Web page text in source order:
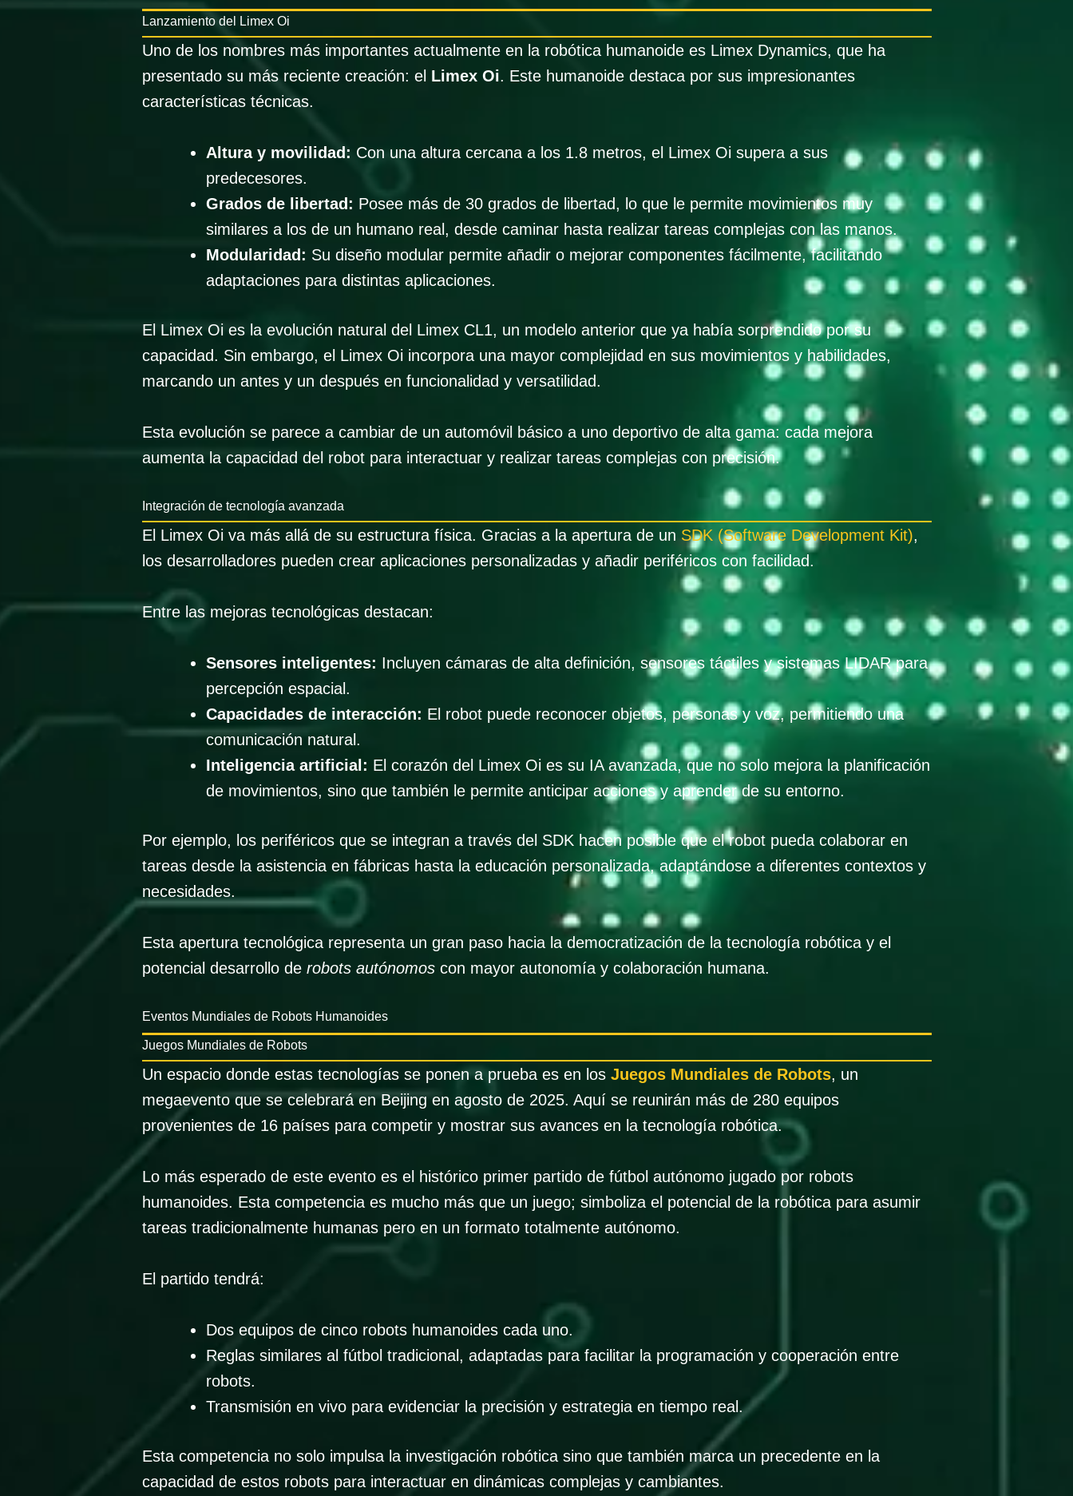
Lanzamiento del Limex Oi
Uno de los nombres más importantes actualmente en la robótica humanoide es Limex Dynamics, que ha
presentado su más reciente creación: el Limex Oi. Este humanoide destaca por sus impresionantes
características técnicas.
Altura y movilidad: Con una altura cercana a los 1.8 metros, el Limex Oi supera a sus
predecesores.
Grados de libertad: Posee más de 30 grados de libertad, lo que le permite movimientos muy
similares a los de un humano real, desde caminar hasta realizar tareas complejas con las manos.
Modularidad: Su diseño modular permite añadir o mejorar componentes fácilmente, facilitando
adaptaciones para distintas aplicaciones.
El Limex Oi es la evolución natural del Limex CL1, un modelo anterior que ya había sorprendido por su
capacidad. Sin embargo, el Limex Oi incorpora una mayor complejidad en sus movimientos y habilidades,
marcando un antes y un después en funcionalidad y versatilidad.
Esta evolución se parece a cambiar de un automóvil básico a uno deportivo de alta gama: cada mejora
aumenta la capacidad del robot para interactuar y realizar tareas complejas con precisión.
Integración de tecnología avanzada
El Limex Oi va más allá de su estructura física. Gracias a la apertura de un SDK (Software Development Kit),
los desarrolladores pueden crear aplicaciones personalizadas y añadir periféricos con facilidad.
Entre las mejoras tecnológicas destacan:
Sensores inteligentes: Incluyen cámaras de alta definición, sensores táctiles y sistemas LIDAR para
percepción espacial.
Capacidades de interacción: El robot puede reconocer objetos, personas y voz, permitiendo una
comunicación natural.
Inteligencia artificial: El corazón del Limex Oi es su IA avanzada, que no solo mejora la planificación
de movimientos, sino que también le permite anticipar acciones y aprender de su entorno.
Por ejemplo, los periféricos que se integran a través del SDK hacen posible que el robot pueda colaborar en
tareas desde la asistencia en fábricas hasta la educación personalizada, adaptándose a diferentes contextos y
necesidades.
Esta apertura tecnológica representa un gran paso hacia la democratización de la tecnología robótica y el
potencial desarrollo de robots autónomoscon mayor autonomía y colaboración humana.
Eventos Mundiales de Robots Humanoides
Juegos Mundiales de Robots
Un espacio donde estas tecnologías se ponen a prueba es en los Juegos Mundiales de Robots, un
megaevento que se celebrará en Beijing en agosto de 2025. Aquí se reunirán más de 280 equipos
provenientes de 16 países para competir y mostrar sus avances en la tecnología robótica.
Lo más esperado de este evento es el histórico primer partido de fútbol autónomo jugado por robots
humanoides. Esta competencia es mucho más que un juego; simboliza el potencial de la robótica para asumir
tareas tradicionalmente humanas pero en un formato totalmente autónomo.
El partido tendrá:
Dos equipos de cinco robots humanoides cada uno.
Reglas similares al fútbol tradicional, adaptadas para facilitar la programación y cooperación entre
robots.
Transmisión en vivo para evidenciar la precisión y estrategia en tiempo real.
Esta competencia no solo impulsa la investigación robótica sino que también marca un precedente en la
capacidad de estos robots para interactuar en dinámicas complejas y cambiantes.